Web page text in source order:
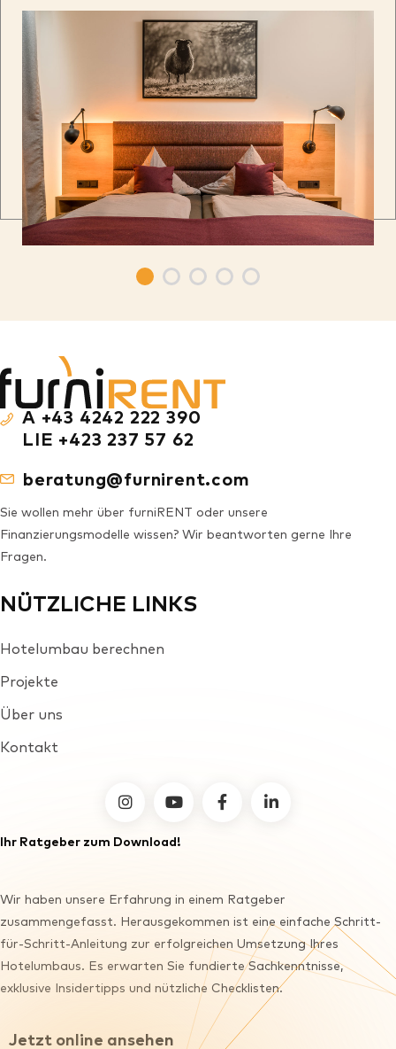
A +43 4242 222 390
LIE +423 237 57 62
beratung@furnirent.com
Sie wollen mehr über furniRENT oder unsere
Finanzierungsmodelle wissen? Wir beantworten gerne Ihre
Fragen.
NÜTZLICHE LINKS
Hotelumbau berechnen
Projekte
Über uns
Kontakt
furnirent bei facebook
Ihr Ratgeber zum Download!
Wir haben unsere Erfahrung in einem Ratgeber
zusammengefasst. Herausgekommen ist eine einfache Schritt-
für-Schritt-Anleitung zur erfolgreichen Umsetzung Ihres
Hotelumbaus. Es erwarten Sie fundierte Sachkenntnisse,
exklusive Insidertipps und nützliche Checklisten.
Jetzt online ansehen